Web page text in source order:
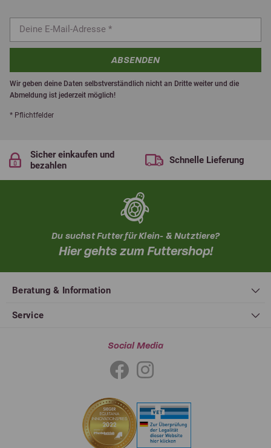
ABSENDEN
Wir geben deine Daten selbstverständlich nicht an Dritte weiter und die
Abmeldung ist jederzeit möglich!
* Pflichtfelder
Sicher einkaufen und
bezahlen
Schnelle Lieferung
Du suchst Futter für Klein- & Nutztiere?
Hier gehts zum Futtershop!
Beratung & Information
Service
Social Media